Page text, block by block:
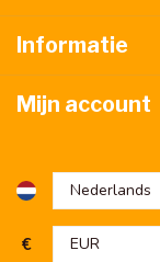
Informatie
Mijn account
€